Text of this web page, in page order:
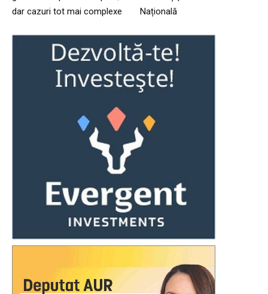
dar cazuri tot mai complexe
Națională